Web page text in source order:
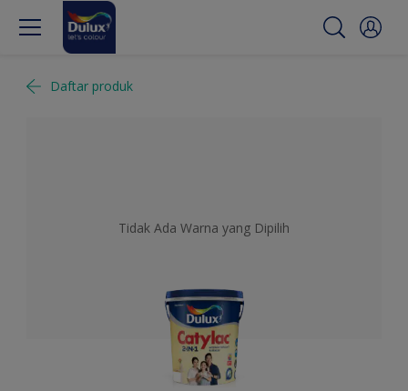
Daftar produk
Tidak Ada Warna yang Dipilih